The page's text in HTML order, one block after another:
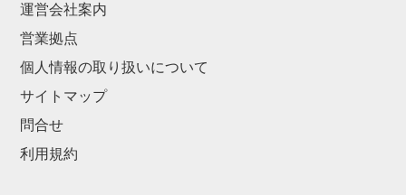
運営会社案内
営業拠点
個人情報の取り扱いについて
サイトマップ
問合せ
利用規約